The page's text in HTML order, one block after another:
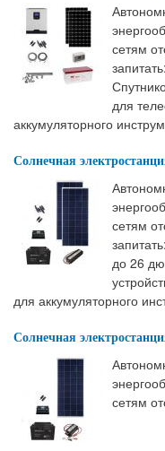
сетям
для
аккумуляторного
Солнечная
сетям
до 26
для аккумуляторного
Солнечная
сетям